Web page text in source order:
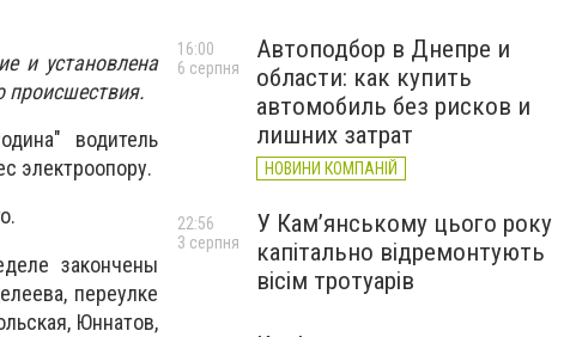
и установлена
происшествия.
водитель
электроопору.
закончены
переулке
Юннатов,
Автоподбор в Днепре и
области: как купить
автомобиль без рисков и
лишних затрат
НОВИНИ КОМПАНІЙ
16:00
6 серпня
У Кам’янському цього року
капітально відремонтують
вісім тротуарів
22:56
3 серпня